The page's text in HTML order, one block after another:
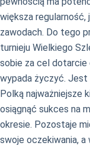
większa
zawodach. Do tego
turnieju Wielkiego
sobie za cel dotarcie
wypada życzyć. Jest
Polką najważniejsze
osiągnąć sukces na
okresie. Pozostaje
swoje oczekiwania,